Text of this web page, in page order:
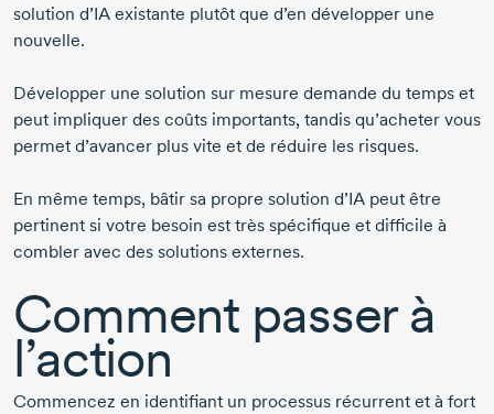
solution d’IA existante plutôt que d’en développer une
nouvelle.
Développer une solution sur mesure demande du temps et
peut impliquer des coûts importants, tandis qu’acheter vous
permet d’avancer plus vite et de réduire les risques.
En même temps, bâtir sa propre solution d’IA peut être
pertinent si votre besoin est très spécifique et difficile à
combler avec des solutions externes.
Comment passer à
l’action
Commencez en identifiant un processus récurrent et à fort